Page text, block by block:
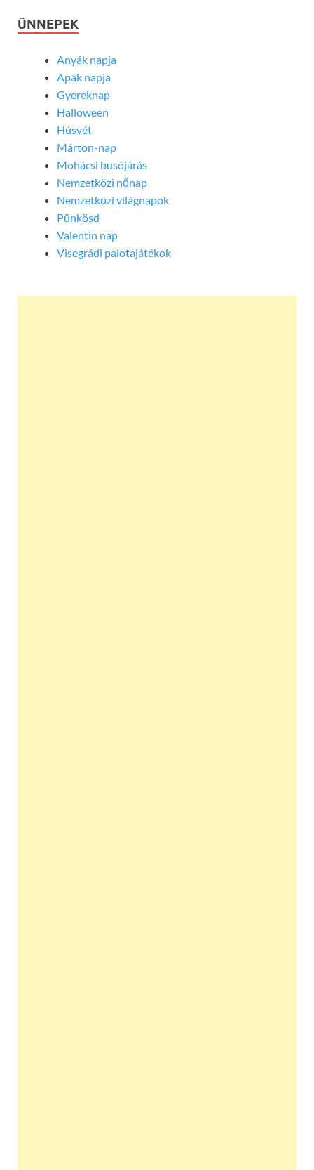
ÜNNEPEK
Anyák napja
Apák napja
Gyereknap
Halloween
Húsvét
Márton-nap
Mohácsi busójárás
Nemzetközi nőnap
Nemzetközi világnapok
Pünkösd
Valentin nap
Visegrádi palotajátékok